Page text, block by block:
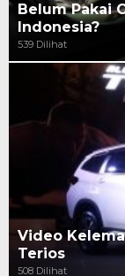
Belum Pakai
Indonesia?
539 Dilihat
Video
Terios
508 Dilihat